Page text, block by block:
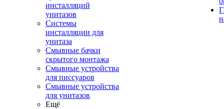
инсталляций
унитазов
Системы
инсталляции для
унитаза
Смывные бачки
скрытого монтажа
Смывные устройства
для писсуаров
Смывные устройства
для унитазов
Ещё